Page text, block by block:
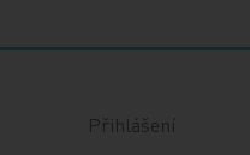
Přihlášení